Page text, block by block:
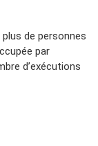
plus de personnes
par
d’exécutions